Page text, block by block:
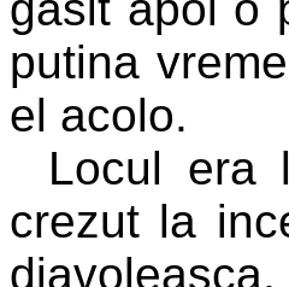
putina
el acolo.
Locul era
crezut la